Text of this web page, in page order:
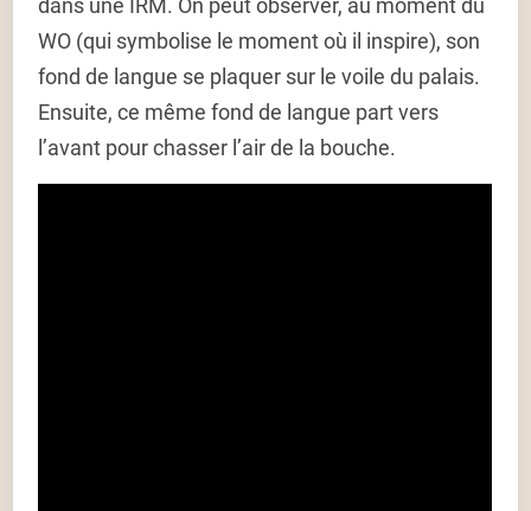
dans une IRM. On peut observer, au moment du
WO (qui symbolise le moment où il inspire), son
fond de langue se plaquer sur le voile du palais.
Ensuite, ce même fond de langue part vers
l’avant pour chasser l’air de la bouche.